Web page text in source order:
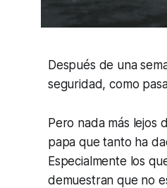
Después de una
seguridad, como
Pero nada más lejos
papa que tanto ha
Especialmente los
demuestran que no